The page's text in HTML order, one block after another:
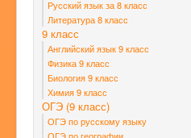
Русский язык за 8 класс
Литература 8 класс
9 класс
Английский язык 9 класс
Физика 9 класс
Биология 9 класс
Химия 9 класс
ОГЭ (9 класс)
ОГЭ по русскому языку